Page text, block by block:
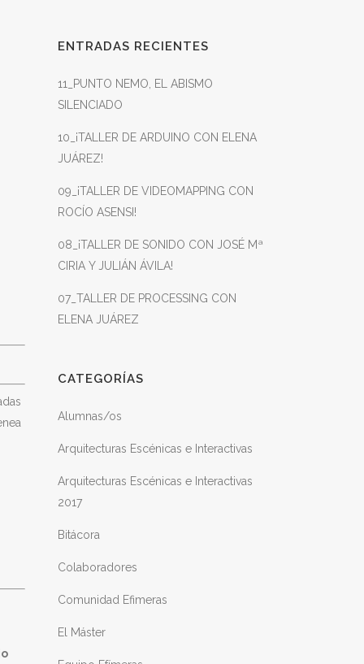
ENTRADAS RECIENTES
11_PUNTO NEMO, EL ABISMO
SILENCIADO
10_¡TALLER DE ARDUINO CON ELENA
JUÁREZ!
09_¡TALLER DE VIDEOMAPPING CON
ROCÍO ASENSI!
08_¡TALLER DE SONIDO CON JOSÉ Mª
CIRIA Y JULIÁN ÁVILA!
07_TALLER DE PROCESSING CON
ELENA JUÁREZ
CATEGORÍAS
Alumnas/os
Arquitecturas Escénicas e Interactivas
Arquitecturas Escénicas e Interactivas
2017
Bitácora
Colaboradores
Comunidad Efimeras
El Máster